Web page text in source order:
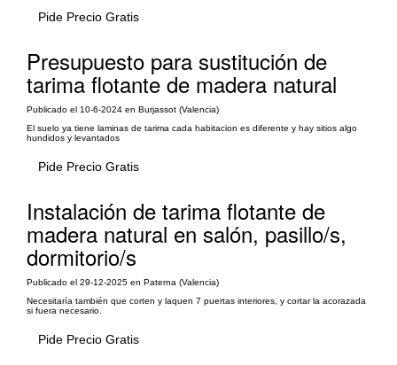
Pide Precio Gratis
Presupuesto para sustitución de
tarima flotante de madera natural
Publicado el 10-6-2024 en Burjassot (Valencia)
El suelo ya tiene laminas de tarima cada habitacion es diferente y hay sitios algo
hundidos y levantados
Pide Precio Gratis
Instalación de tarima flotante de
madera natural en salón, pasillo/s,
dormitorio/s
Publicado el 29-12-2025 en Paterna (Valencia)
Necesitaría también que corten y laquen 7 puertas interiores, y cortar la acorazada
si fuera necesario.
Pide Precio Gratis